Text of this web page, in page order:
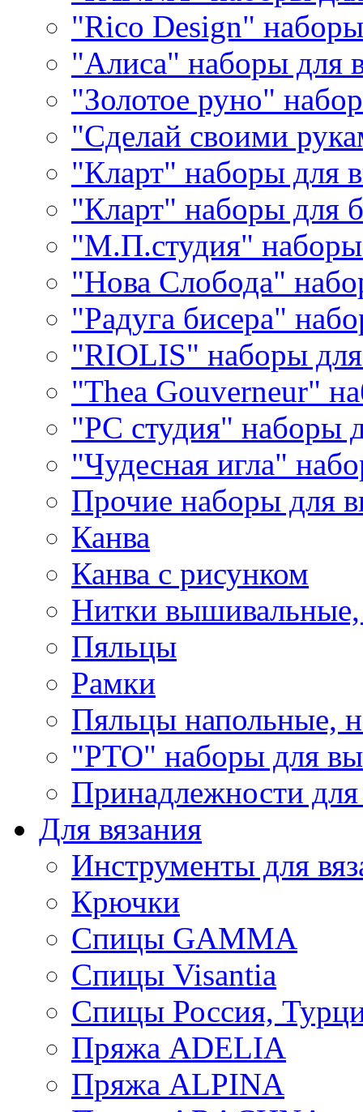
"Rico Design"
"Алиса" наборы для
"Золотое руно"
"Сделай своими
"Кларт" наборы для
"Кларт" наборы для
"М.П.студия"
"Нова Слобода"
"Радуга бисера"
"RIOLIS" наборы
"Thea Gouverneur"
"РС студия" наборы
"Чудесная игла"
Прочие наборы для
Канва
Канва с рисунком
Нитки
Пяльцы
Рамки
Пяльцы напольные,
"РТО" наборы для
Принадлежности
Для вязания
Инструменты для
Крючки
Спицы GAMMA
Спицы Visantia
Спицы Россия,
Пряжа ADELIA
Пряжа ALPINA